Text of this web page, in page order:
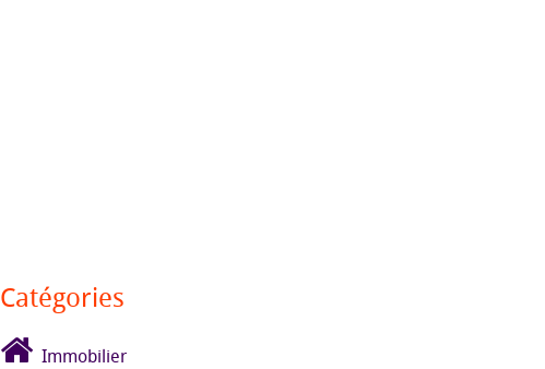
Catégories
Immobilier